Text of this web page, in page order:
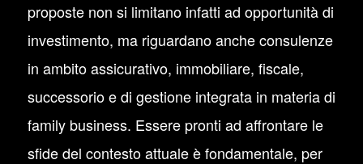
proposte non si limitano infatti ad opportunità di
investimento, ma riguardano anche consulenze
in ambito assicurativo, immobiliare, fiscale,
successorio e di gestione integrata in materia di
family business. Essere pronti ad affrontare le
sfide del contesto attuale è fondamentale, per